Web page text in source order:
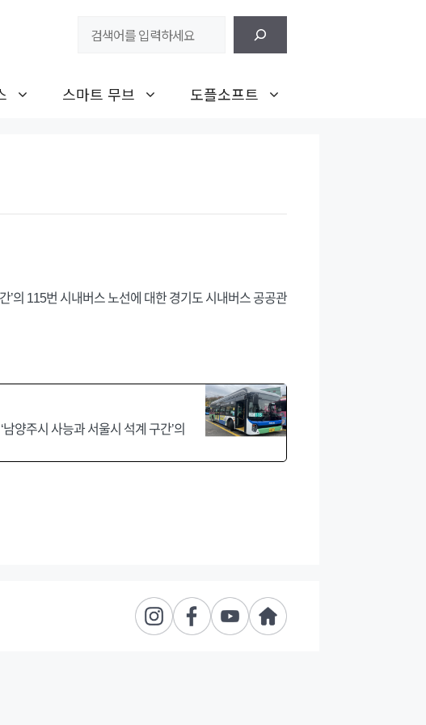
스마트 무브 도플소프트
’의 115번 시내버스 노선에 대한 경기도 시내버스 공공관
양주시 사능과 서울시 석계 구간’의